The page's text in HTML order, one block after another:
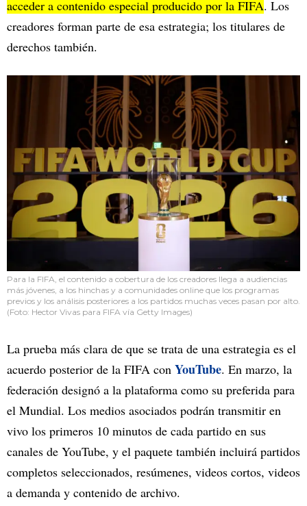
acceder a contenido especial producido por la FIFA. Los
creadores forman parte de esa estrategia; los titulares de
derechos también.
Para la FIFA, el contenido a cobertura de los creadores llega a audiencias
más jóvenes, a los hinchas y a comunidades online que los programas
previos y los análisis posteriores a los partidos muchas veces pasan por alto.
(Foto: Hector Vivas para FIFA vía Getty Images)
La prueba más clara de que se trata de una estrategia es el
acuerdo posterior de la FIFA con YouTube. En marzo, la
federación designó a la plataforma como su preferida para
el Mundial. Los medios asociados podrán transmitir en
vivo los primeros 10 minutos de cada partido en sus
canales de YouTube, y el paquete también incluirá partidos
completos seleccionados, resúmenes, videos cortos, videos
a demanda y contenido de archivo.